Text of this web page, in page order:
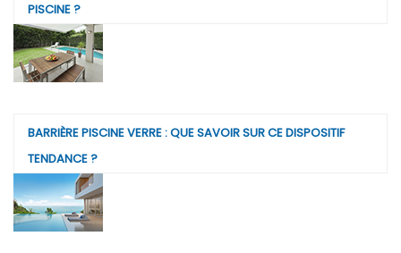
PISCINE ?
BARRIÈRE PISCINE VERRE : QUE SAVOIR SUR CE DISPOSITIF
TENDANCE ?